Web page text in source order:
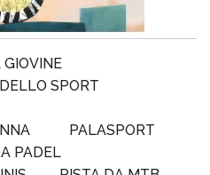
GIOVINE
SPORT
PALASPORT
PADEL